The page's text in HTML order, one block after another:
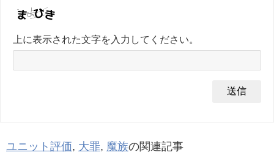
上に表示された文字を入力してください。
ユニット評価, 大罪, 魔族の関連記事